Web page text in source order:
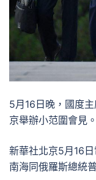
5月16日晚，國度
京舉辦小范圍會見
新華社北京5月16
南海同俄羅斯總統